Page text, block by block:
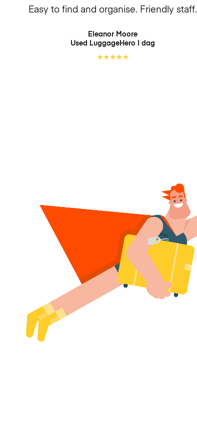
Easy to find and organise. Friendly staff.
Eleanor Moore
Used LuggageHero I dag
★★★★★